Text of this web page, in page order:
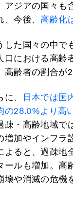
アジアの国々も
、今後、高齢化
した国々の中で
口における高齢
高齢者の割合が
に、
日本では国
の28.0%より高
疎・高齢地域で
増加やインフラ
よると、過疎地
ールも増加。高
壊や消滅の危機